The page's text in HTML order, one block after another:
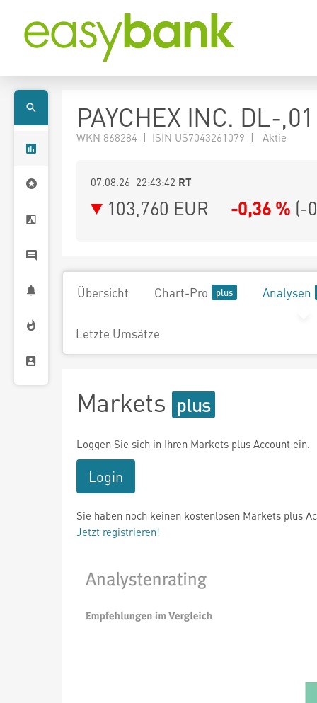
PAYCHEX INC. DL-,01
WKN 868284 | ISIN US7043261079 | Aktie
07.08.26 22:43:42 RT
103,760 EUR -0,36 % (-
Übersicht Chart-Pro Analysen
Letzte Umsätze
Markets
Loggen Sie sich in Ihren Markets plus Account ein.
Login
Sie haben noch keinen kostenlosen Markets plus
Jetzt registrieren!